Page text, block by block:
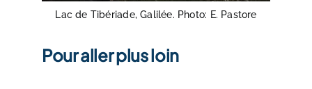
Lac de Tibériade, Galilée. Photo: E. Pastore
Pour aller plus loin